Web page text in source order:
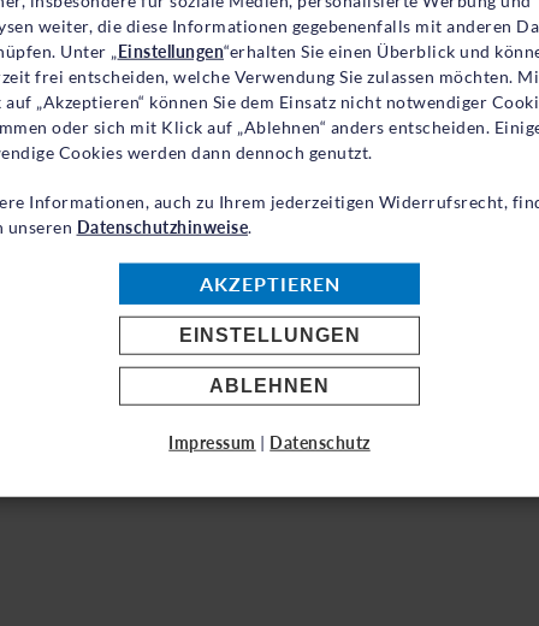
weiter, die diese Informationen gegebenenfalls mit anderen
Unter „ Einstellungen“erhalten Sie einen Überblick und
frei entscheiden, welche Verwendung Sie zulassen möchten.
„Akzeptieren“ können Sie dem Einsatz nicht notwendiger
oder sich mit Klick auf „Ablehnen“ anders entscheiden.
Cookies werden dann dennoch genutzt.
Informationen, auch zu Ihrem jederzeitigen Widerrufsrecht,
unseren Datenschutzhinweise
AKZEPTIEREN
EINSTELLUNGEN
ABLEHNEN
Impressum | Datenschutz
Vertreibungskrisen weltweit. Millionen
vergangenen Jahren ihre Heimat verlassen,
wirtschaftlichen und sozialen Bedingungen
ist längst zu einem komplexen humanitären
Venezolaner*innen außerhalb ihres